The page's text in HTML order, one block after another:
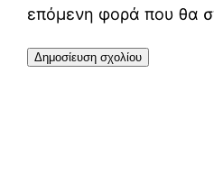
επόμενη φορά που θα